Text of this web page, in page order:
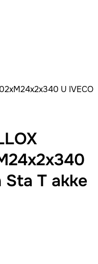
U IVECO
Sta T akke